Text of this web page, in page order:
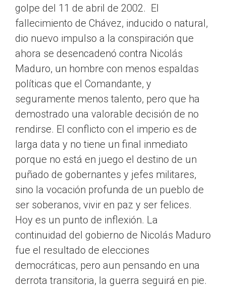
golpe del 11 de abril de 2002. El
fallecimiento de Chávez, inducido o natural,
dio nuevo impulso a la conspiración que
ahora se desencadenó contra Nicolás
Maduro, un hombre con menos espaldas
políticas que el Comandante, y
seguramente menos talento, pero que ha
demostrado una valorable decisión de no
rendirse. El conflicto con el imperio es de
larga data y no tiene un final inmediato
porque no está en juego el destino de un
puñado de gobernantes y jefes militares,
sino la vocación profunda de un pueblo de
ser soberanos, vivir en paz y ser felices.
Hoy es un punto de inflexión. La
continuidad del gobierno de Nicolás Maduro
fue el resultado de elecciones
democráticas, pero aun pensando en una
derrota transitoria, la guerra seguirá en pie.